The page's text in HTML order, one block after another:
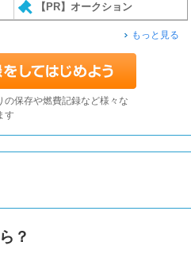
【PR】オークション
もっと見る
の保存や燃費記録など様々な
す
？